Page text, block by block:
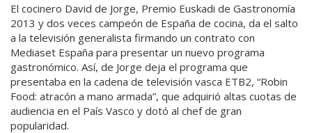
El cocinero David de Jorge, Premio Euskadi de Gastronomía
2013 y dos veces campeón de España de cocina, da el salto
a la televisión generalista firmando un contrato con
Mediaset España para presentar un nuevo programa
gastronómico. Así, de Jorge deja el programa que
presentaba en la cadena de televisión vasca ETB2, “Robin
Food: atracón a mano armada”, que adquirió altas cuotas de
audiencia en el País Vasco y dotó al chef de gran
popularidad.